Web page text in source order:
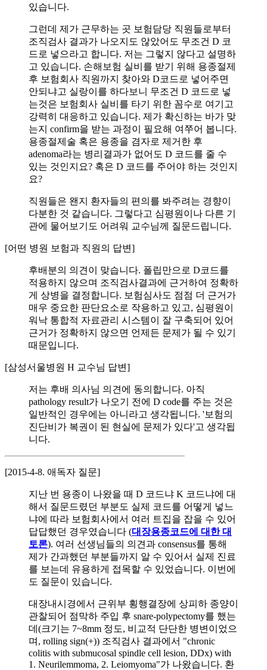
있습니다.
그런데 제가 근무하는 곳 보험담당 직원들로부터
조직검사 결과가 나오지도 않았어도 무조건 D 코
드로 넣으라고 합니다. 저는 그렇지 않다고 설명하
고 있습니다. 손해보험 실비를 받기 위해 용종절제
후 보험회사 직원까지 찾아와 D코드로 넣어주면
안되냐고 실랑이를 하다보니 무조건 D 코드로 넣
는것은 보험회사 실비를 타기 위한 꼼수로 여기고
강력히 대응하고 있습니다. 제가 확신하는 바가 맞
는지 confirm을 받는 과정이 필요해 여쭈어 봅니다.
용종절제술 혹은 용종을 겸자로 제거한 후
adenoma라는 병리결과가 없어도 D 코드를 줄 수
있는 것인지요? 혹은 D 코드를 주어야 하는 것인지
요?
직원들은 왠지 환자들의 편의를 봐주려는 경향이
다분한 것 같습니다. 그렇다고 심평원이나 다른 기
관에 물어보기도 어려워 교수님께 질문드립니다.
[어떤 병원 보험과 직원의 답변]
후배분의 의견이 맞습니다. 폴립만으로 D코드를
적용하지 않으며 조직검사결과에 근거하여 정확하
게 상병을 결정합니다. 보험심사도 점점 더 근거가
매우 중요한 판단요소로 작용하고 있고, 심평원이
워낙 통합적 자료관리 시스템이 잘 구축되어 있어
근거가 정확하지 않으면 언제든 문제가 될 수 있기
때문입니다.
[삼성서울병원 H 교수님 답변]
저는 후배 의사님 의견에 동의합니다. 아직
pathology result가 나오기 전에 D code를 주는 것은
일반적인 경우에는 아니라고 생각됩니다. '보험의
진단비가 복권이 된 현실에 문제가 있다'고 생각됩
니다.
[2015-4-8. 애독자 질문]
지난 번 용종이 나왔을 때 D 코드냐 K 코드냐에 대
해서 질문드렸던 부분도 실제 코드를 어떻게 넣느
냐에 따라 보험회사에서 여러 트집을 잡을 수 있어
답답했던 경우였습니다 (대장용종코드에 대한 대
토론). 여러 선생님들의 의견과 consensus를 통해
제가 간과했던 부분들까지 알 수 있어서 실제 진료
를 보는데 유용하게 접목할 수 있었습니다. 이번에
도 질문이 있습니다.
대장내시경에서 근위부 횡행결장에 상피하 종양이
관찰되어 점막하 주입 후 snare-polypectomy를 했는
데(크기는 7~8mm 정도, 비교적 단단한 병변이었으
며, rolling sign(+)) 조직검사 결과에서 "chronic
colitis with submucosal spindle cell lesion, DDx) with
1. Neurilemmoma, 2. Leiomyoma"가 나왔습니다. 환